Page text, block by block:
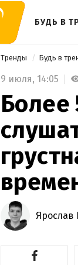
БУДЬ В
Тренды Будь в
9 июля, 14:05
Более
Ярослав